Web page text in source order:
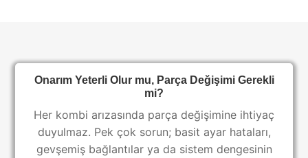
Onarım Yeterli Olur mu, Parça Değişimi Gerekli
mi?
Her kombi arızasında parça değişimine ihtiyaç
duyulmaz. Pek çok sorun; basit ayar hataları,
gevşemiş bağlantılar ya da sistem dengesinin